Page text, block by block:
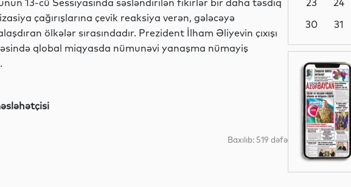
13-cü Sessiyasında səsləndirilən fikirlər bir daha təsdiq
çağırışlarına çevik reaksiya verən, gələcəyə
ölkələr sırasındadır. Prezident İlham Əliyevin çıxışı
qlobal miqyasda nümunəvi yanaşma nümayiş
Baxılıb: 519 dəfə
Analitik
Ədəbiyyat
23
24
30
31